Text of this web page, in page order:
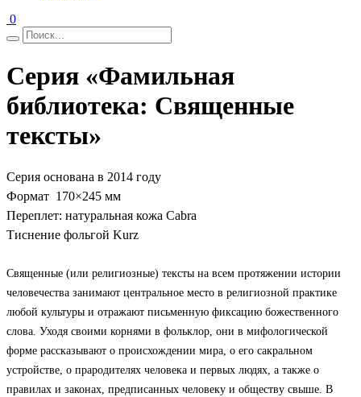
0
Серия «Фамильная
библиотека: Священные
тексты»
Серия основана в 2014 году
Формат 170×245 мм
Переплет: натуральная кожа Cabra
Тиснение фольгой Kurz
Священные (или религиозные) тексты на всем протяжении истории
человечества занимают центральное место в религиозной практике
любой культуры и отражают письменную фиксацию божественного
слова. Уходя своими корнями в фольклор, они в мифологической
форме рассказывают о происхождении мира, о его сакральном
устройстве, о прародителях человека и первых людях, а также о
правилах и законах, предписанных человеку и обществу свыше. В